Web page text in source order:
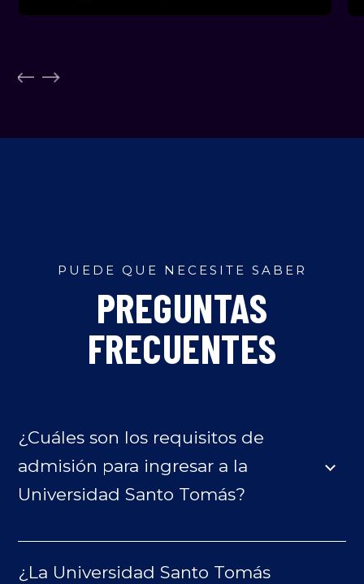
PUEDE QUE NECESITE SABER
PREGUNTAS
FRECUENTES
¿Cuáles son los requisitos de
admisión para ingresar a la
Universidad Santo Tomás?
¿La Universidad Santo Tomás